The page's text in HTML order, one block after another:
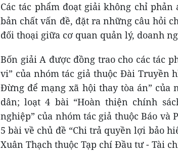
Các tác phẩm đoạt giải không chỉ
bản chất vấn đề, đặt ra những câu hỏi
đối thoại giữa cơ quan quản lý, doanh
Bốn giải A được đồng trao cho các tác
vi” của nhóm tác giả thuộc Đài Truyền
Đừng để mạng xã hội thay tòa án” của
dân; loạt 4 bài “Hoàn thiện chính
nghiệp” của nhóm tác giả thuộc Báo
5 bài về chủ đề “Chi trả quyền lợi bảo
Xuân Thạch thuộc Tạp chí Đầu tư - Tài